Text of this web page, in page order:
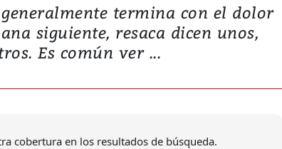
termina con el dolor
siguiente, resaca dicen unos,
Es común ver ...
cobertura en los resultados de búsqueda.